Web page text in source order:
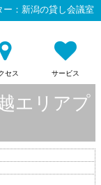
ー：新潟の貸し会議室
セス サービス
エリアプ